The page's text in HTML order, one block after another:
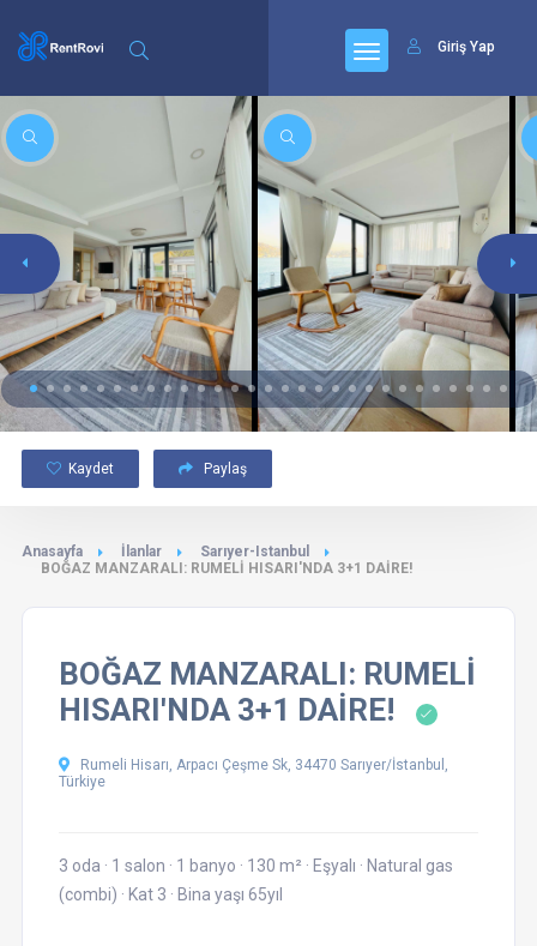
Giriş Yap
Kaydet Paylaş
Anasayfa İlanlar
Sarıyer-Istanbul
BOĞAZ MANZARALI: RUMELİ HISARI'NDA 3+1 DAİRE!
BOĞAZ MANZARALI: RUMELİ
HISARI'NDA 3+1 DAİRE!
Rumeli Hisarı, Arpacı Çeşme Sk, 34470 Sarıyer/İstanbul,
Türkiye
3 oda · 1 salon · 1 banyo · 130 m² · Eşyalı · Natural gas
(combi) · Kat 3 · Bina yaşı 65yıl